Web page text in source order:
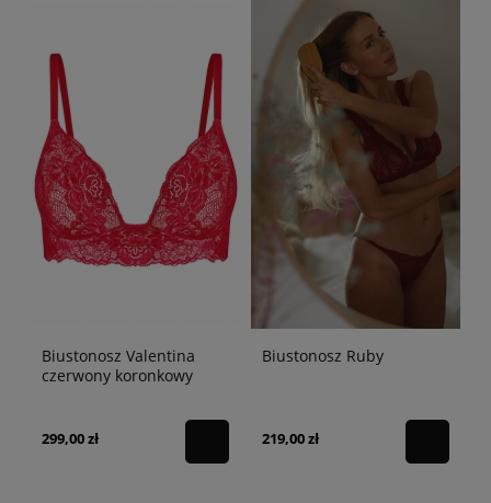
Biustonosz Valentina
czerwony koronkowy
299,00 zł
Biustonosz Ruby
219,00 zł